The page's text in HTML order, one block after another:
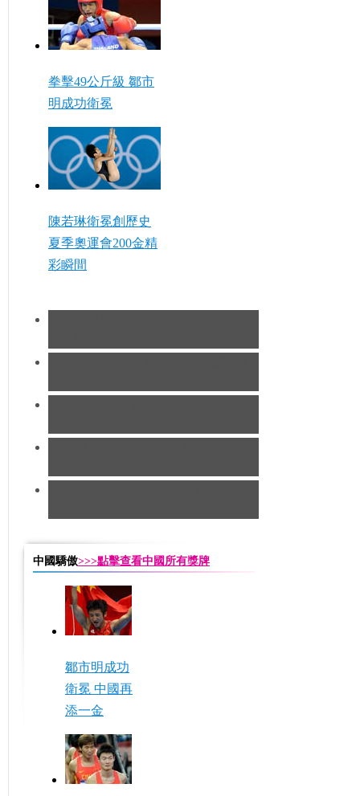
拳擊49公斤級 鄒市
明成功衛冕
陳若琳衛冕創歷史
夏季奧運會200金精
彩瞬間
中國驕傲>>>點擊查看中國所有獎牌
鄒市明成功
衛冕 中國再
添一金